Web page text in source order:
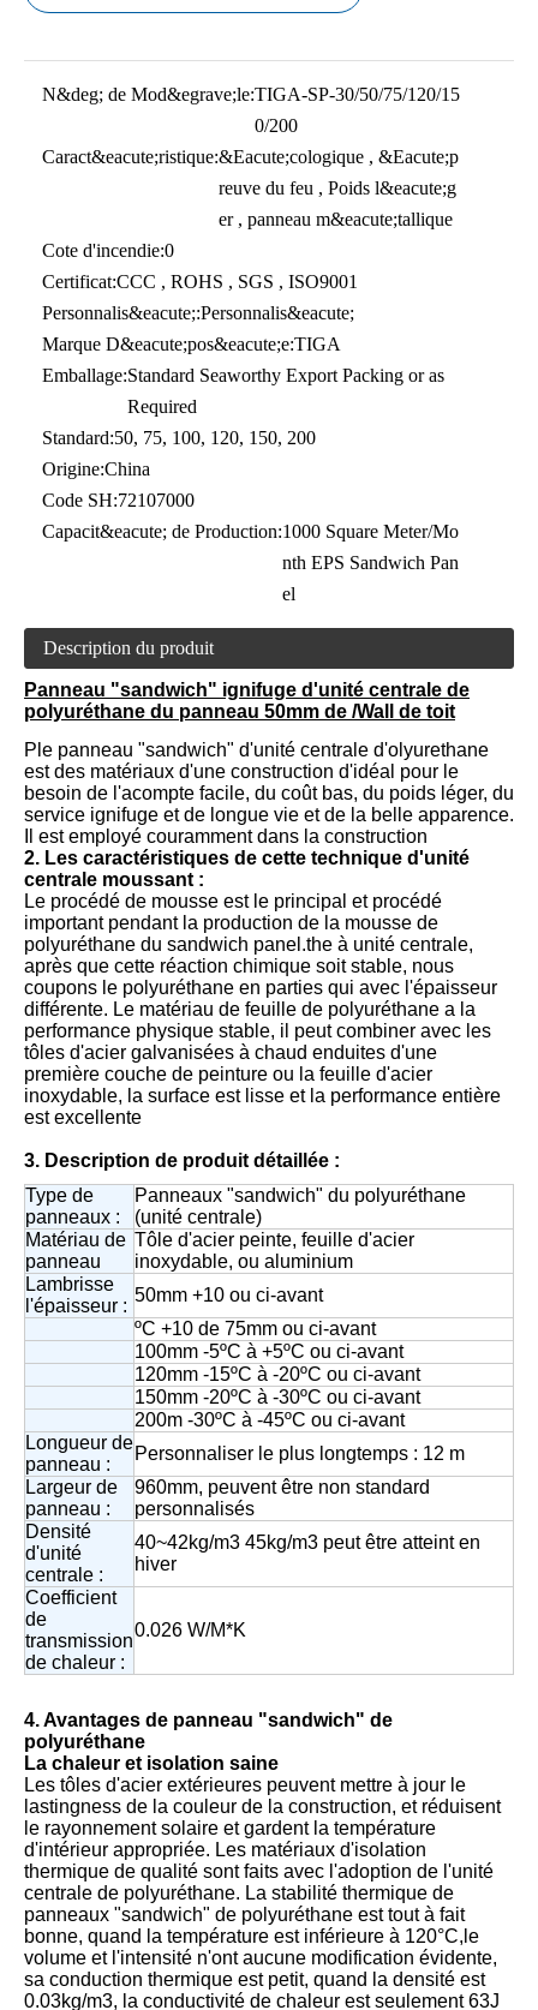
N&deg; de Mod&egrave;le:TIGA-SP-30/50/75/120/15
0/200
Caract&eacute;ristique:&Eacute;cologique , &Eacute;p
reuve du feu , Poids l&eacute;g
er , panneau m&eacute;tallique
Cote d'incendie:0
Certificat:CCC , ROHS , SGS , ISO9001
Personnalis&eacute;:Personnalis&eacute;
Marque D&eacute;pos&eacute;e:TIGA
Emballage:Standard Seaworthy Export Packing or as
Required
Standard:50, 75, 100, 120, 150, 200
Origine:China
Code SH:72107000
Capacit&eacute; de Production:1000 Square Meter/Mo
nth EPS Sandwich Pan
el
Description du produit
Panneau "sandwich" ignifuge d'unité centrale de
polyuréthane du panneau 50mm de /Wall de toit
P le panneau "sandwich" d'unité centrale d'olyurethane
est des matériaux d'une construction d'idéal pour le
besoin de l'acompte facile, du coût bas, du poids léger, du
service ignifuge et de longue vie et de la belle apparence.
Il est employé couramment dans la construction
2. Les caractéristiques de cette technique d'unité
centrale moussant :
Le procédé de mousse est le principal et procédé
important pendant la production de la mousse de
polyuréthane du sandwich panel.the à unité centrale,
après que cette réaction chimique soit stable, nous
coupons le polyuréthane en parties qui avec l'épaisseur
différente. Le matériau de feuille de polyuréthane a la
performance physique stable, il peut combiner avec les
tôles d'acier galvanisées à chaud enduites d'une
première couche de peinture ou la feuille d'acier
inoxydable, la surface est lisse et la performance entière
est excellente
3. Description de produit détaillée :
Type de
panneaux :
Panneaux "sandwich" du polyuréthane
(unité centrale)
Matériau de
panneau
Tôle d'acier peinte, feuille d'acier
inoxydable, ou aluminium
Lambrisse
l'épaisseur :
50mm +10 ou ci-avant
ºC +10 de 75mm ou ci-avant
100mm -5ºC à +5ºC ou ci-avant
120mm -15ºC à -20ºC ou ci-avant
150mm -20ºC à -30ºC ou ci-avant
200m -30ºC à -45ºC ou ci-avant
Longueur de
panneau :
Personnaliser le plus longtemps : 12 m
Largeur de
panneau :
960mm, peuvent être non standard
personnalisés
Densité
d'unité
centrale :
40~42kg/m3 45kg/m3 peut être atteint en
hiver
Coefficient
de
transmission
de chaleur :
0.026 W/M*K
4. Avantages de panneau "sandwich" de
polyuréthane
La chaleur et isolation saine
Les tôles d'acier extérieures peuvent mettre à jour le
lastingness de la couleur de la construction, et réduisent
le rayonnement solaire et gardent la température
d'intérieur appropriée. Les matériaux d'isolation
thermique de qualité sont faits avec l'adoption de l'unité
centrale de polyuréthane. La stabilité thermique de
panneaux "sandwich" de polyuréthane est tout à fait
bonne, quand la température est inférieure à 120°C, le
volume et l'intensité n'ont aucune modification évidente,
sa conduction thermique est petit, quand la densité est
0.03kg/m3, la conductivité de chaleur est seulement 63J